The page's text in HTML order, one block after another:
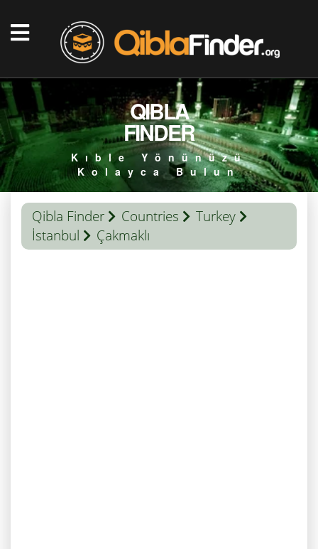
QIBLA
FINDER
Kıble Yönünüzü
Kolayca Bulun
Qibla Finder Countries
Turkey
İstanbul
Çakmaklı